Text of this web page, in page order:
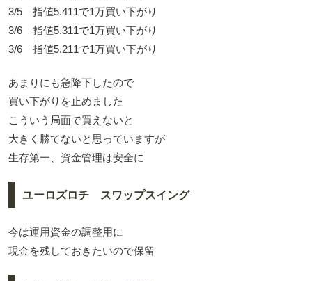
3/5 指値5.411で1万買い下がり
3/6 指値5.311で1万買い下がり
3/6 指値5.211で1万買い下がり
あまりにも急降下したので
買い下がりを止めました
こういう局面で買えないと
大きく勝てないと思っていますが
生存第一、資金管理は安全に
ユーロズロチ スワップスイング
今は運用資金の調整用に
現金を残しておきたいので保留